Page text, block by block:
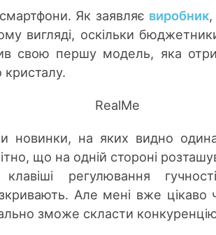
Як заявляє виробник
вигляді, оскільки
свою першу модель, яка
кристалу.
новинки, на яких видно
що на одній стороні
регулювання
Але мені вже цікаво
зможе скласти